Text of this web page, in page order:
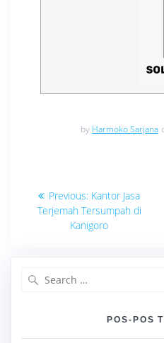
by Harmoko Sarjana
Navigasi
pos
Previous: Previous
post:
Kantor Jasa
Terjemah Tersumpah di
Kanigoro
POS-POS